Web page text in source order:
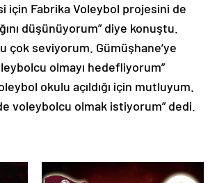
için Fabrika Voleybol projesini de
düşünüyorum” diye konuştu.
çok seviyorum. Gümüşhane’ye
olmayı hedefliyorum”
okulu açıldığı için mutluyum.
voleybolcu olmak istiyorum” dedi.